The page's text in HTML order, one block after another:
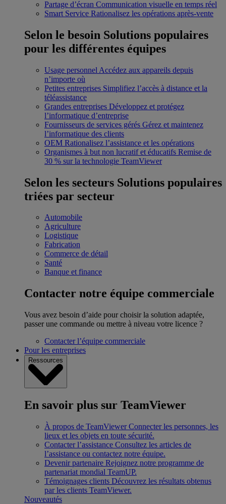
Partage d’écran Communication visuelle en temps réel
Smart Service Rationalisez les opérations après-vente
Selon le besoin Solutions populaires
pour les différentes équipes
Usage personnel Accédez aux appareils depuis
n’importe où
Petites entreprises Simplifiez l’accès à distance et la
téléassistance
Grandes entreprises Développez et protégez
l’informatique d’entreprise
Fournisseurs de services gérés Gérez et maintenez
l’informatique des clients
OEM Rationalisez l’assistance et les opérations
Organismes à but non lucratif et éducatifs Remise de
30 % sur la technologie TeamViewer
Selon les secteurs Solutions populaires
triées par secteur
Automobile
Agriculture
Logistique
Fabrication
Commerce de détail
Santé
Banque et finance
Contacter notre équipe commerciale
Vous avez besoin d’aide pour choisir la solution adaptée,
passer une commande ou mettre à niveau votre licence ?
Contacter l’équipe commerciale
Pour les entreprises
Ressources
En savoir plus sur TeamViewer
À propos de TeamViewer Connecter les personnes, les
lieux et les objets en toute sécurité.
Contacter l’assistance Consultez les articles de
l’assistance ou contactez notre équipe.
Devenir partenaire Rejoignez notre programme de
partenariat mondial TeamUP.
Témoignages clients Découvrez les résultats obtenus
par les clients TeamViewer.
Nouveautés